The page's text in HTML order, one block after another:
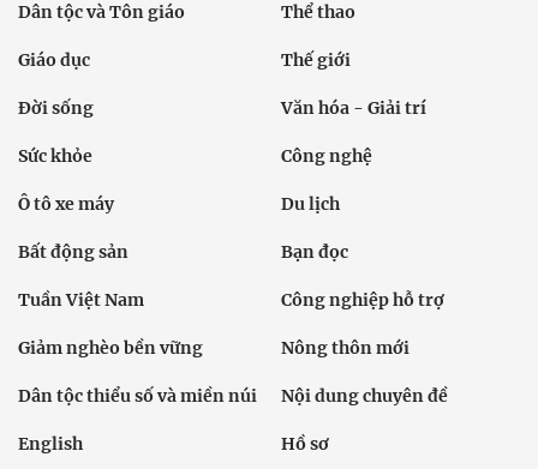
Dân tộc và Tôn giáo Thể thao
Giáo dục Thế giới
Đời sống Văn hóa - Giải trí
Sức khỏe Công nghệ
Ô tô xe máy Du lịch
Bất động sản Bạn đọc
Tuần Việt Nam Công nghiệp hỗ trợ
Giảm nghèo bền vững Nông thôn mới
Dân tộc thiểu số và miền núi Nội dung chuyên đề
English Hồ sơ